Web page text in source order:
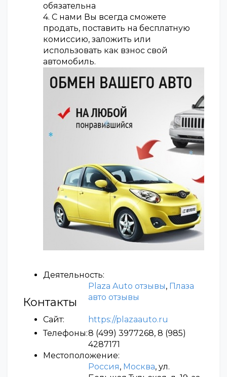
обязательна
4. С нами Вы всегда сможете
продать, поставить на бесплатную
комиссию, заложить или
использовать как взнос свой
автомобиль.
Деятельность:
Plaza Auto отзывы, Плаза
авто отзывы
Контакты
Сайт:
https://plazaauto.ru
Телефоны:8 (499) 3977268, 8 (985)
4287171
Местоположение:
Россия, Москва, ул.